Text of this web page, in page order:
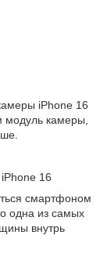
iPhone 16
модуль камеры,
16
смартфоном
одна из самых
внутрь